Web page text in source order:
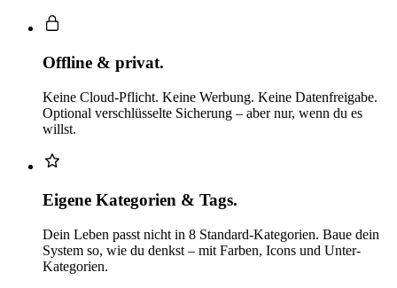
Offline & privat.
Keine Cloud-Pflicht. Keine Werbung. Keine Datenfreigabe.
Optional verschlüsselte Sicherung – aber nur, wenn du es
willst.
Eigene Kategorien & Tags.
Dein Leben passt nicht in 8 Standard-Kategorien. Baue dein
System so, wie du denkst – mit Farben, Icons und Unter-
Kategorien.